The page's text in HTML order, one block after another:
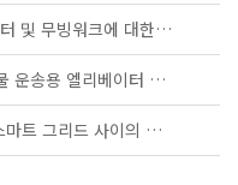
KS B ISO/TS 25740-1 - 에스컬레이터 및 무빙워크에 대한 안전요건 — 제1부: 세계공통 필수 안전요건(GESRs)
KS B ISO/TS 8100-21 - 승객 및 화물 운송용 엘리베이터 —제21부: 세계공통 필수안전요건(GESRs)을 충족하는 세계공통 안전 파라미터(GSPs)
KS C IEC TS 62872 - 산업 시설과 스마트 그리드 사이의 산업 공정 측정, 제어 및 자동화 시스템 인터페이스